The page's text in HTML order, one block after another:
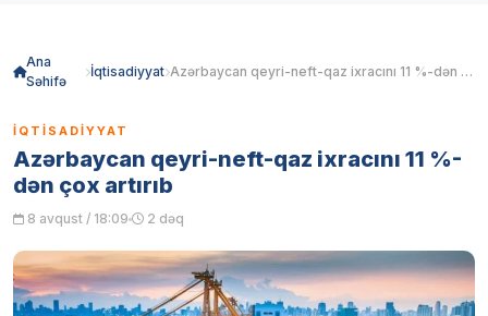
Ana
Səhifə
İqtisadiyyat Azərbaycan qeyri-neft-qaz ixracını 11 %-dən çox artırıb
İQTISADIYYAT
Azərbaycan qeyri-neft-qaz ixracını 11 %-
dən çox artırıb
8 avqust / 18:09 2 dəq